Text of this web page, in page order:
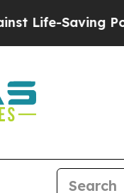
Saving Policies